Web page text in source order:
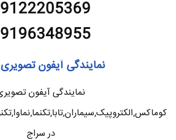
نمایندگی آیفون
نمایندگی آیفون
در سراج